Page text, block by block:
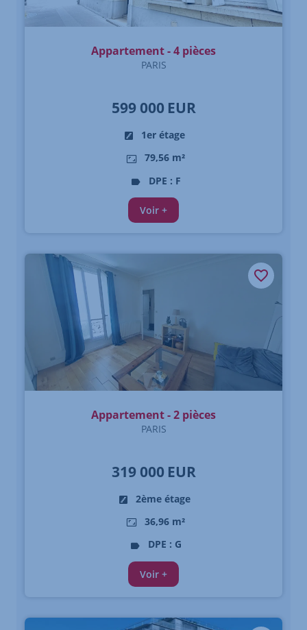
Appartement - 4 pièces
PARIS
599 000 EUR
1er étage
79,56 m²
DPE : F
Voir +
Appartement - 2 pièces
PARIS
319 000 EUR
2ème étage
36,96 m²
DPE : G
Voir +